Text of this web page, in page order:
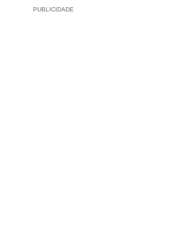
PUBLICIDADE